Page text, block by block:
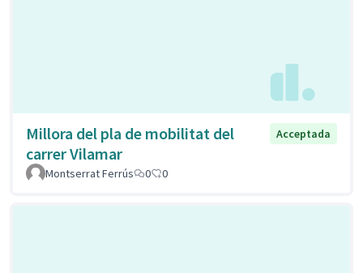
Millora del pla de mobilitat del
carrer Vilamar
Acceptada
Montserrat Ferrús 0 0